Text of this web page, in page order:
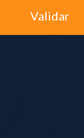
Validar